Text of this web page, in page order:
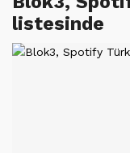
listesinde